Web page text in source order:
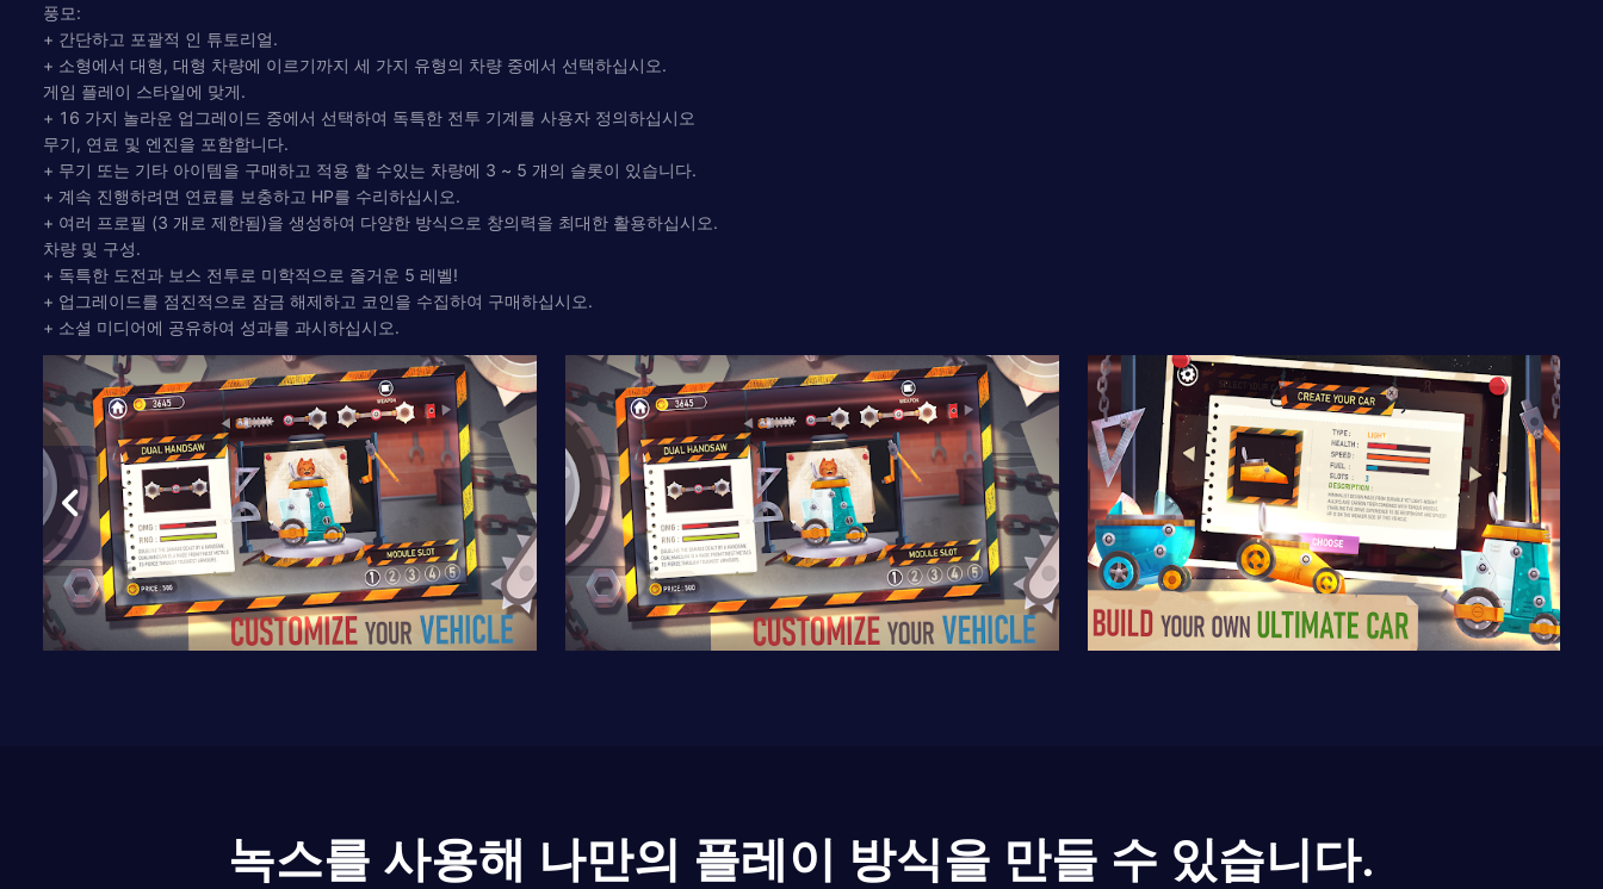
풍모:
+ 간단하고 포괄적 인 튜토리얼.
+ 소형에서 대형, 대형 차량에 이르기까지 세 가지 유형의 차량 중에서 선택하십시오.
게임 플레이 스타일에 맞게.
+ 16 가지 놀라운 업그레이드 중에서 선택하여 독특한 전투 기계를 사용자 정의하십시오
무기, 연료 및 엔진을 포함합니다.
+ 무기 또는 기타 아이템을 구매하고 적용 할 수있는 차량에 3 ~ 5 개의 슬롯이 있습니다.
+ 계속 진행하려면 연료를 보충하고 HP를 수리하십시오.
+ 여러 프로필 (3 개로 제한됨)을 생성하여 다양한 방식으로 창의력을 최대한 활용하십시오.
차량 및 구성.
+ 독특한 도전과 보스 전투로 미학적으로 즐거운 5 레벨!
+ 업그레이드를 점진적으로 잠금 해제하고 코인을 수집하여 구매하십시오.
+ 소셜 미디어에 공유하여 성과를 과시하십시오.
녹스를 사용해 나만의 플레이 방식을 만들 수 있습니다.